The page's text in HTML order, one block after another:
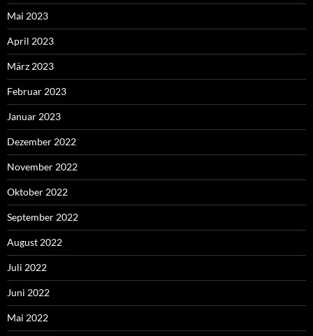
Mai 2023
April 2023
März 2023
Februar 2023
Januar 2023
Dezember 2022
November 2022
Oktober 2022
September 2022
August 2022
Juli 2022
Juni 2022
Mai 2022